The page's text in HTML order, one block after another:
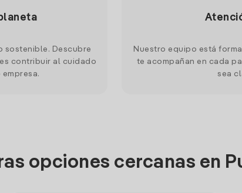
sostenible. Descubre
contribuir al cuidado
Nuestro equipo está
te acompañan en cada
sea
opciones cercanas en